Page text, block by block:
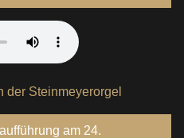
der Steinmeyerorgel
am 24.